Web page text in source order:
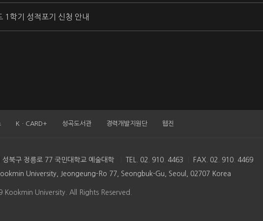
1학기 성적포기 신청 안내
KㆍCARD+ 성곡도서관 경력개발지원단 웹진
북구 정릉로 77 국민대학교 예술대학 TEL. 02. 910. 4463
FAX. 02. 910. 4469
University, Jeongeung-Ro 77, Seongbuk-Gu, Seoul, 02707 Korea
University. All Rights Reserved.